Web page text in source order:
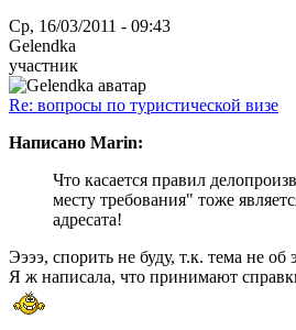
Ср, 16/03/2011 - 09:43
Gelendka
участник
Re: вопросы по туристической визе
Написано Marin:
Что касается правил
месту требования" тоже
адресата!
Ээээ, спорить не буду, т.к. тема не об
Я ж написала, что принимают